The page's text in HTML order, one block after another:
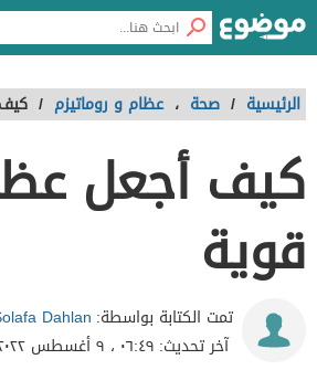
الرئيسية / صحة ، عظام و روماتيزم /
كيف أجعل
قوية
تمت الكتابة بواسطة: Dahlan
آخر تحديث: ٠٦:٤٩ ، ٩ أغسطس ٢٠٢٢